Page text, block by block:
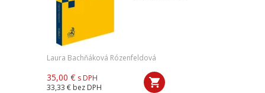
Laura Bachňáková Rózenfeldová
35,00 € s DPH
33,33 € bez DPH